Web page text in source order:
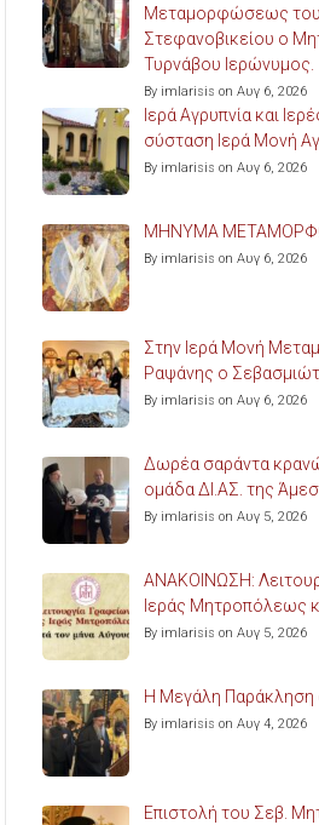
Μεταμορφώσεως
Στεφανοβικείου ο
Τυρνάβου Ιερώνυμος.
By imlarisis on Αυγ 6, 2026
Ιερά Αγρυπνία και
σύσταση Ιερά Μονή
By imlarisis on Αυγ 6, 2026
ΜΗΝΥΜΑ
By imlarisis on Αυγ 6, 2026
Στην Ιερά Μονή
Ραψάνης ο
By imlarisis on Αυγ 6, 2026
Δωρέα σαράντα
ομάδα ΔΙ.ΑΣ. της
By imlarisis on Αυγ 5, 2026
ΑΝΑΚΟΙΝΩΣΗ:
Ιεράς Μητροπόλεως
By imlarisis on Αυγ 5, 2026
Η Μεγάλη Παράκληση
By imlarisis on Αυγ 4, 2026
Επιστολή του Σεβ.